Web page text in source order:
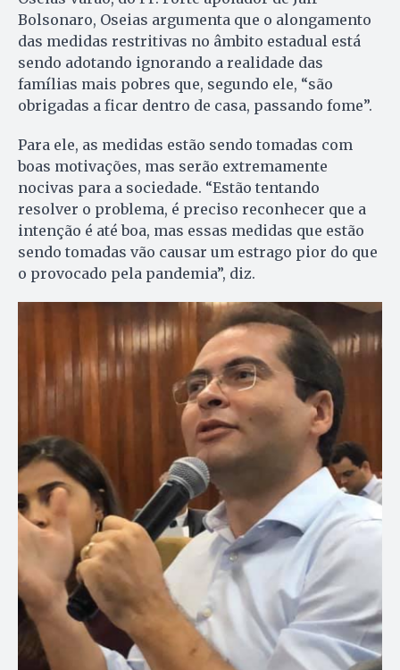
Bolsonaro, Oseias argumenta que o alongamento
das medidas restritivas no âmbito estadual está
sendo adotando ignorando a realidade das
famílias mais pobres que, segundo ele, “são
obrigadas a ficar dentro de casa, passando fome”.
Para ele, as medidas estão sendo tomadas com
boas motivações, mas serão extremamente
nocivas para a sociedade. “Estão tentando
resolver o problema, é preciso reconhecer que a
intenção é até boa, mas essas medidas que estão
sendo tomadas vão causar um estrago pior do que
o provocado pela pandemia”, diz.